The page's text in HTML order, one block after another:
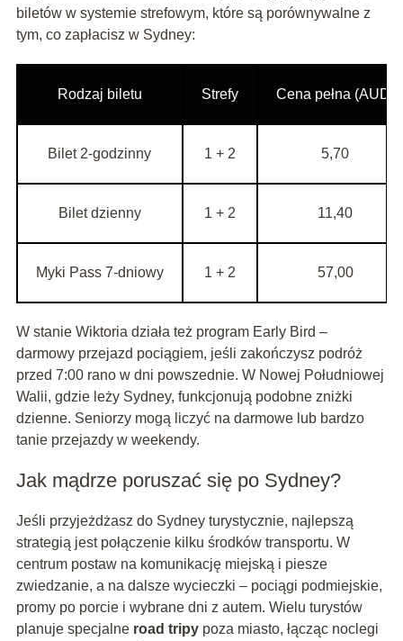
biletów w systemie strefowym, które są porównywalne z
tym, co zapłacisz w Sydney:
Rodzaj biletu Strefy Cena pełna (AUD)
Bilet 2-godzinny 1 + 2 5,70
Bilet dzienny 1 + 2 11,40
Myki Pass 7-dniowy 1 + 2 57,00
W stanie Wiktoria działa też program Early Bird –
darmowy przejazd pociągiem, jeśli zakończysz podróż
przed 7:00 rano w dni powszednie. W Nowej Południowej
Walii, gdzie leży Sydney, funkcjonują podobne zniżki
dzienne. Seniorzy mogą liczyć na darmowe lub bardzo
tanie przejazdy w weekendy.
Jak mądrze poruszać się po Sydney?
Jeśli przyjeżdżasz do Sydney turystycznie, najlepszą
strategią jest połączenie kilku środków transportu. W
centrum postaw na komunikację miejską i piesze
zwiedzanie, a na dalsze wycieczki – pociągi podmiejskie,
promy po porcie i wybrane dni z autem. Wielu turystów
planuje specjalne road tripypoza miasto, łącząc noclegi